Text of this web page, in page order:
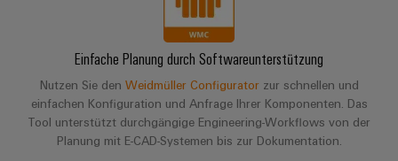
Einfache Planung durch Softwareunterstützung
Nutzen Sie den Weidmüller Configuratorzur schnellen und
einfachen Konfiguration und Anfrage Ihrer Komponenten. Das
Tool unterstützt durchgängige Engineering-Workflows von der
Planung mit E-CAD-Systemen bis zur Dokumentation.